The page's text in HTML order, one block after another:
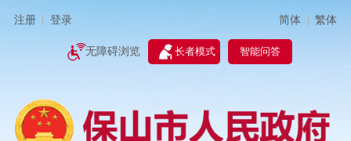
注册 登录 简体 | 繁体
无障碍浏览 长者模式 智能问答